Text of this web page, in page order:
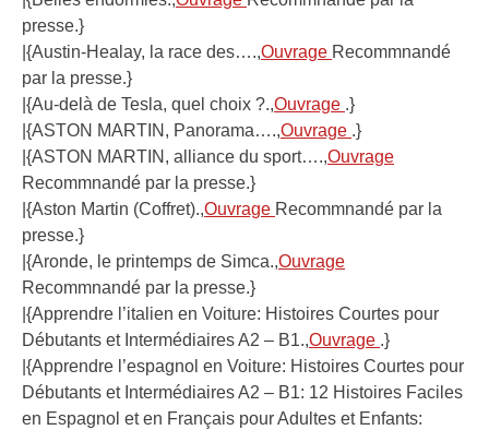
presse.}
|{Austin-Healay, la race des….,Ouvrage Recommnandé
par la presse.}
|{Au-delà de Tesla, quel choix ?.,Ouvrage .}
|{ASTON MARTIN, Panorama….,Ouvrage .}
|{ASTON MARTIN, alliance du sport….,Ouvrage
Recommnandé par la presse.}
|{Aston Martin (Coffret).,Ouvrage Recommnandé par la
presse.}
|{Aronde, le printemps de Simca.,Ouvrage
Recommnandé par la presse.}
|{Apprendre l’italien en Voiture: Histoires Courtes pour
Débutants et Intermédiaires A2 – B1.,Ouvrage .}
|{Apprendre l’espagnol en Voiture: Histoires Courtes pour
Débutants et Intermédiaires A2 – B1: 12 Histoires Faciles
en Espagnol et en Français pour Adultes et Enfants: